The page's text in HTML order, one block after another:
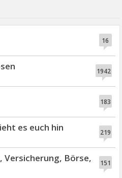
16
1942
183
219
es euch hin
151
Versicherung, Börse,